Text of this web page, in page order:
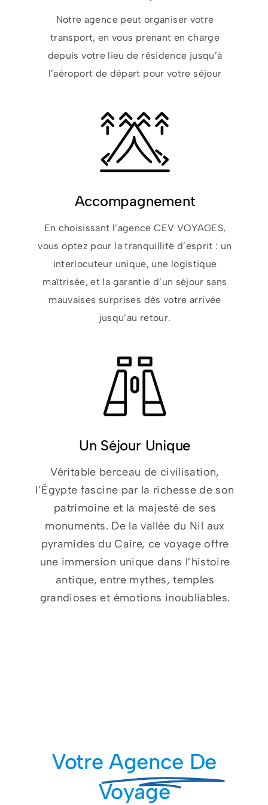
Notre agence peut organiser votre
transport, en vous prenant en charge
depuis votre lieu de résidence jusqu’à
l’aéroport de départ pour votre séjour
Accompagnement
En choisissant l’agence CEV VOYAGES,
vous optez pour la tranquillité d’esprit : un
interlocuteur unique, une logistique
maîtrisée, et la garantie d’un séjour sans
mauvaises surprises dès votre arrivée
jusqu’au retour.
Un Séjour Unique
Véritable berceau de civilisation,
l’Égypte fascine par la richesse de son
patrimoine et la majesté de ses
monuments. De la vallée du Nil aux
pyramides du Caire, ce voyage offre
une immersion unique dans l’histoire
antique, entre mythes, temples
grandioses et émotions inoubliables.
VotreAgence De
Voyage